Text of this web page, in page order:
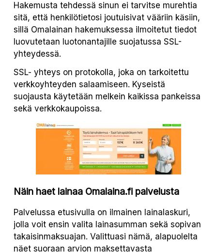
Hakemusta tehdessä sinun ei tarvitse murehtia
sitä, että henkilötietosi joutuisivat vääriin käsiin,
sillä Omalainan hakemuksessa ilmoitetut tiedot
luovutetaan luotonantajille suojatussa SSL-
yhteydessä.
SSL- yhteys on protokolla, joka on tarkoitettu
verkkoyhteyden salaamiseen. Kyseistä
suojausta käytetään melkein kaikissa pankeissa
sekä verkkokaupoissa.
Näin haet lainaa Omalaina.fi palvelusta
Palvelussa etusivulla on ilmainen lainalaskuri,
jolla voit ensin valita lainasumman sekä sopivan
takaisinmaksuajan. Valittuasi nämä, alapuolelta
näet suoraan arvion maksettavasta